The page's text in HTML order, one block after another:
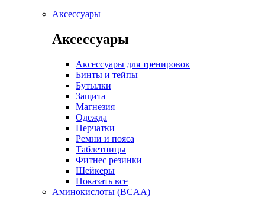
Аксессуары
Аксессуары
Аксессуары для тренировок
Бинты и тейпы
Бутылки
Защита
Магнезия
Одежда
Перчатки
Ремни и пояса
Таблетницы
Фитнес резинки
Шейкеры
Показать все
Аминокислоты (BCAA)